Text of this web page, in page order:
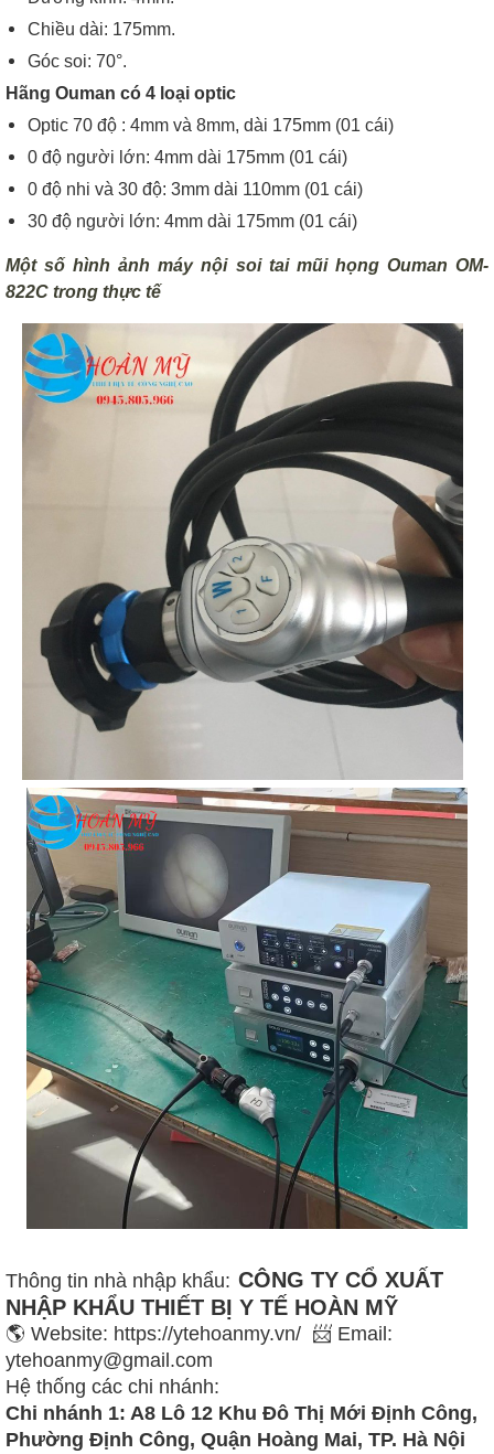
Chiều dài: 175mm.
Góc soi: 70°.
Hãng Ouman có 4 loại optic
Optic 70 độ : 4mm và 8mm, dài 175mm (01 cái)
0 độ người lớn: 4mm dài 175mm (01 cái)
0 độ nhi và 30 độ: 3mm dài 110mm (01 cái)
30 độ người lớn: 4mm dài 175mm (01 cái)
Một số hình ảnh máy nội soi tai mũi họng Ouman OM-
822C trong thực tế
Thông tin nhà nhập khẩu: CÔNG TY CỔ XUẤT
NHẬP KHẨU THIẾT BỊ Y TẾ HOÀN MỸ
🌎 Website: https://ytehoanmy.vn/ 📨 Email:
ytehoanmy@gmail.com
Hệ thống các chi nhánh:
Chi nhánh 1: A8 Lô 12 Khu Đô Thị Mới Định Công,
Phường Định Công, Quận Hoàng Mai, TP. Hà Nội